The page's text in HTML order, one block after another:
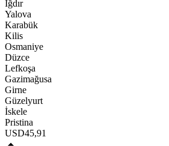
Iğdır
Yalova
Karabük
Kilis
Osmaniye
Düzce
Lefkoşa
Gazimağusa
Girne
Güzelyurt
İskele
Pristina
USD45,91